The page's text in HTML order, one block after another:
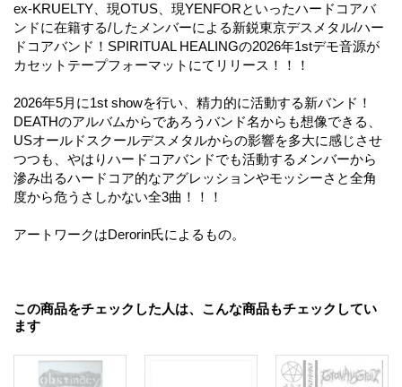
ex-KRUELTY、現OTUS、現YENFORといったハードコアバ
ンドに在籍する/したメンバーによる新鋭東京デスメタル/ハー
ドコアバンド！SPIRITUAL HEALINGの2026年1stデモ音源が
カセットテープフォーマットにてリリース！！！
2026年5月に1st showを行い、精力的に活動する新バンド！
DEATHのアルバムからであろうバンド名からも想像できる、
USオールドスクールデスメタルからの影響を多大に感じさせ
つつも、やはりハードコアバンドでも活動するメンバーから
滲み出るハードコア的なアグレッションやモッシーさと全角
度から危うさしかない全3曲！！！
アートワークはDerorin氏によるもの。
この商品をチェックした人は、こんな商品もチェックしてい
ます